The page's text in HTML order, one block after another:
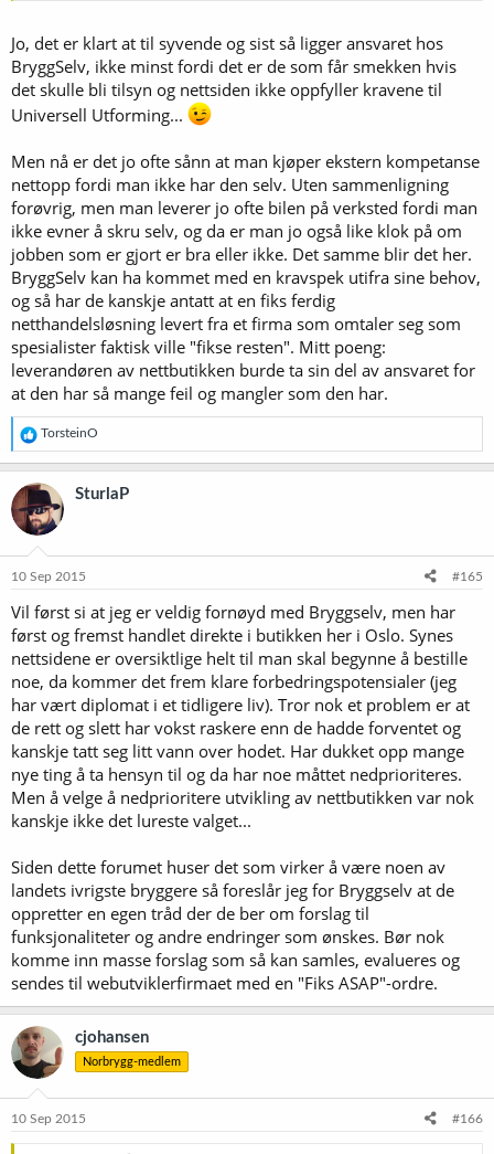
Jo, det er klart at til syvende og sist så ligger ansvaret hos
BryggSelv, ikke minst fordi det er de som får smekken hvis
det skulle bli tilsyn og nettsiden ikke oppfyller kravene til
Universell Utforming...
Men nå er det jo ofte sånn at man kjøper ekstern kompetanse
nettopp fordi man ikke har den selv. Uten sammenligning
forøvrig, men man leverer jo ofte bilen på verksted fordi man
ikke evner å skru selv, og da er man jo også like klok på om
jobben som er gjort er bra eller ikke. Det samme blir det her.
BryggSelv kan ha kommet med en kravspek utifra sine behov,
og så har de kanskje antatt at en fiks ferdig
netthandelsløsning levert fra et firma som omtaler seg som
spesialister faktisk ville "fikse resten". Mitt poeng:
leverandøren av nettbutikken burde ta sin del av ansvaret for
at den har så mange feil og mangler som den har.
R
e
a
k
s
j
o
e
:
TorsteinO
SturlaP
10 Sep 2015 #165
Vil først si at jeg er veldig fornøyd med Bryggselv, men har
først og fremst handlet direkte i butikken her i Oslo. Synes
nettsidene er oversiktlige helt til man skal begynne å bestille
noe, da kommer det frem klare forbedringspotensialer (jeg
har vært diplomat i et tidligere liv). Tror nok et problem er at
de rett og slett har vokst raskere enn de hadde forventet og
kanskje tatt seg litt vann over hodet. Har dukket opp mange
nye ting å ta hensyn til og da har noe måttet nedprioriteres.
Men å velge å nedprioritere utvikling av nettbutikken var nok
kanskje ikke det lureste valget...
Siden dette forumet huser det som virker å være noen av
landets ivrigste bryggere så foreslår jeg for Bryggselv at de
oppretter en egen tråd der de ber om forslag til
funksjonaliteter og andre endringer som ønskes. Bør nok
komme inn masse forslag som så kan samles, evalueres og
sendes til webutviklerfirmaet med en "Fiks ASAP"-ordre.
cjohansen
Norbrygg-medlem
10 Sep 2015 #166